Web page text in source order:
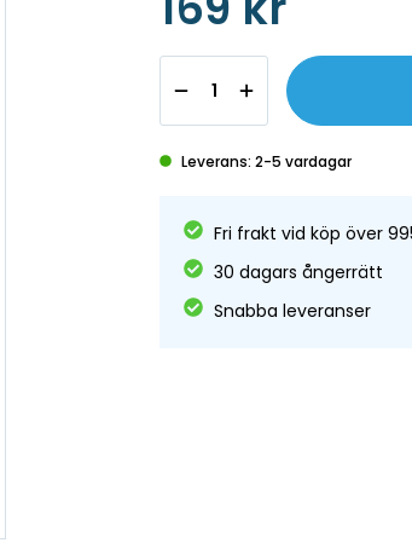
bubbelpooler använd 2-3
Leverans: 2-5 vardagar
Fri frakt vid köp över
30 dagars ångerrätt
Snabba leveranser